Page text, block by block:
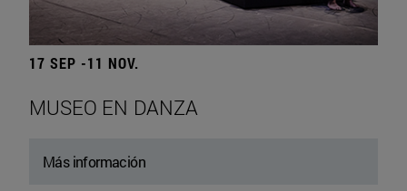
17 SEP -11 NOV.
MUSEO EN DANZA
Más información